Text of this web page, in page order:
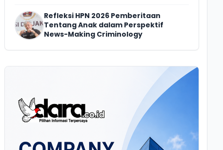
Refleksi HPN 2026 Pemberitaan
Tentang Anak dalam Perspektif
News-Making Criminology